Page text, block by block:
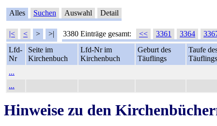
Alles Suchen Auswahl Detail
|< < > >| 3380 Einträge gesamt: << 3361 3364
Lfd-
Nr
Seite im
Kirchenbuch
Lfd-Nr im
Kirchenbuch
Geburt des
Täuflings
Taufe
Täuflings
...
...
Hinweise zu den